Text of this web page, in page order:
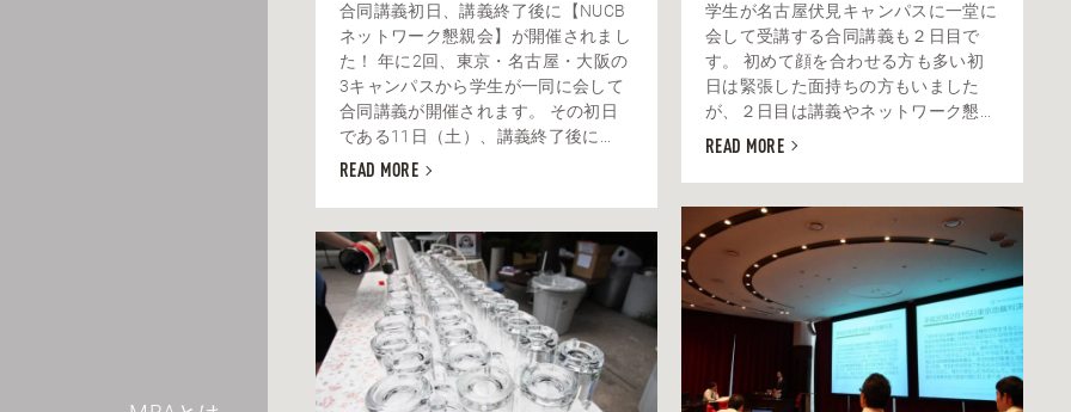
学生が名古屋伏見キャンパスに一堂に
会して受講する合同講義も２日目で
す。 初めて顔を合わせる方も多い初
日は緊張した面持ちの方もいました
が、２日目は講義やネットワーク懇...
READ MORE
合同講義初日、講義終了後に【NUCB
ネットワーク懇親会】が開催されまし
た！ 年に2回、東京・名古屋・大阪の
3キャンパスから学生が一同に会して
合同講義が開催されます。 その初日
である11日（土）、講義終了後に...
READ MORE